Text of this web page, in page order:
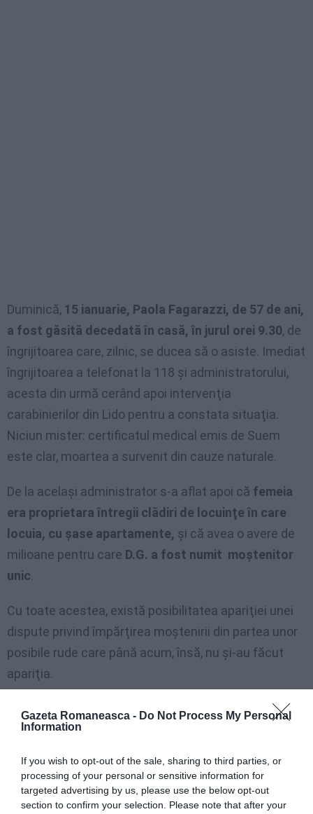
Gazeta Romaneasca - Do Not Process My Personal
Information
If you wish to opt-out of the sale, sharing to third parties, or
processing of your personal or sensitive information for
targeted advertising by us, please use the below opt-out
section to confirm your selection. Please note that after your
Duminică, 15 ianuarie, Paola Fagarazzi, de 57 de ani,
a fost găsită decedată în casă, în jurul orei 9.30, de
îngrijitoarea care, zilnic, se ducea să o asiste. Imediat
îngrijitoarea a telefonat la 118 şi administratorului,
acesta din urmă cerând apoi intervenţia
carabinierilor din Lido pentru a constata situaţia.
Niciun mister: certificatul medical emis de Suem
este clar, moartea a survenit din cauze naturale.
De la acelaşi administrator s-a aflat apoi că femeia
era proprietara întregii clădiri de locuinţe în care
locuia, cu şase apartamente, şi că avea o avere de
milioane pentru care D.G. a fost numit moştenitor
unic.
Cu toate acestea, există posibilitatea apariţiei unei
dispute privind împărţirea moştenirii din partea unor
posibile rude care până acum, însă, nu şi-au făcut
apariţia.
Astfel D.G., român, şi-a văzut răsplătită fidelitatea,
scrieIl Gazzettino
cea de moştenitor unic.
Şi la Lido, aşadar, există o poveste similară celei care